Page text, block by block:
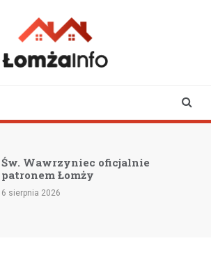
Św. Wawrzyniec oficjalnie
patronem Łomży
6 sierpnia 2026